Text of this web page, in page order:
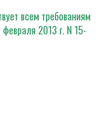
всем требованиям
2013 г. N 15-